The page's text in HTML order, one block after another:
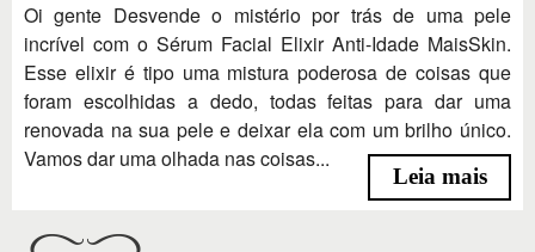
Oi gente Desvende o mistério por trás de uma pele
incrível com o Sérum Facial Elixir Anti-Idade MaisSkin.
Esse elixir é tipo uma mistura poderosa de coisas que
foram escolhidas a dedo, todas feitas para dar uma
renovada na sua pele e deixar ela com um brilho único.
Vamos dar uma olhada nas coisas...
Leia mais